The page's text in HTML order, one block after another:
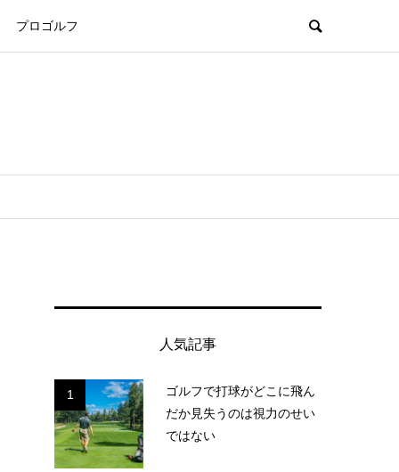
プロゴルフ
人気記事
1
ゴルフで打球がどこに飛ん
だか見失うのは視力のせい
ではない